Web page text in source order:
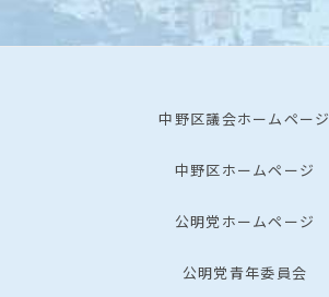
中野区議会ホームページ
中野区ホームページ
公明党ホームページ
公明党青年委員会